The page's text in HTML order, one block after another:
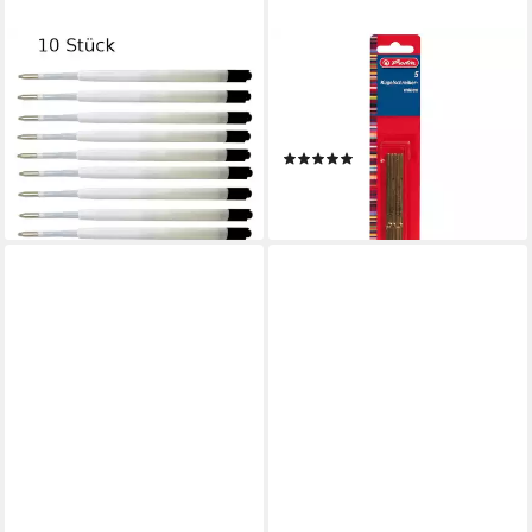
LIVEPAC OFFICE
Kugelschreibermine 10
Kugelschreiberminen /
Großraumminen /
Schreibfarbe: schwarz
0,99 €
lieferbar - in 2-3 Werktagen bei dir
Kugelschreiber herlitz
Kugelschreibermine A3
schwarz Mine medium
(2)
lieferbar - in 3-4 Werktagen bei dir